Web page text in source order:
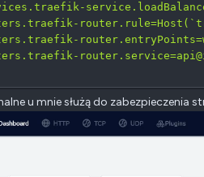
u mnie służą do